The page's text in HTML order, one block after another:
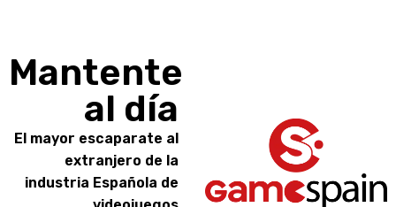
Mantente
al día
El mayor escaparate al
extranjero de la
industria Española de